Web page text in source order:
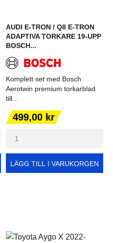
AUDI E-TRON / Q8 E-TRON
ADAPTIVA TORKARE 19-UPP
BOSCH...
Komplett set med Bosch
Aerotwin premium torkarblad
till...
Pris
499,00 kr
LÄGG TILL I VARUKORGEN